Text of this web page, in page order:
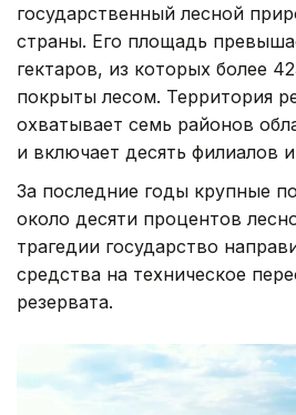
государственный лесной
страны. Его площадь
гектаров, из которых более
покрыты лесом. Территория
охватывает семь районов
и включает десять филиалов
За последние годы крупные
около десяти процентов
трагедии государство
средства на техническое
резервата.